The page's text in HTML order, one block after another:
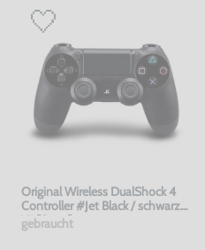
Original Wireless DualShock 4
Controller #Jet Black / schwarz
V1 [Sony]
gebraucht